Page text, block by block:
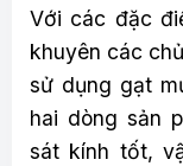
Với các đặc
khuyên các
sử dụng gạt
hai dòng sản
sát kính tốt,